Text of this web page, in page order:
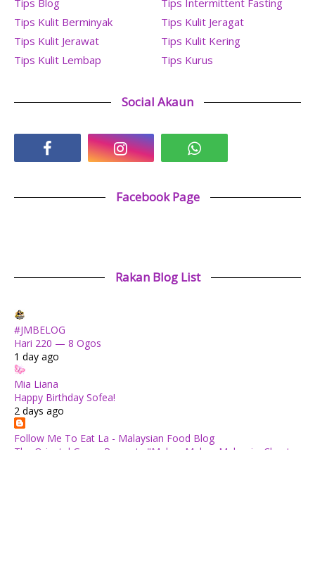
Tips Blog
Tips Intermittent Fasting
Tips Kulit Berminyak
Tips Kulit Jeragat
Tips Kulit Jerawat
Tips Kulit Kering
Tips Kulit Lembap
Tips Kurus
Social Akaun
Facebook Page
Rakan Blog List
#JMBELOG
Hari 220 — 8 Ogos
1 day ago
Mia Liana
Happy Birthday Sofea!
2 days ago
Follow Me To Eat La - Malaysian Food Blog
The Oriental Group Presents "Makan Makan Malaysia: Chapter